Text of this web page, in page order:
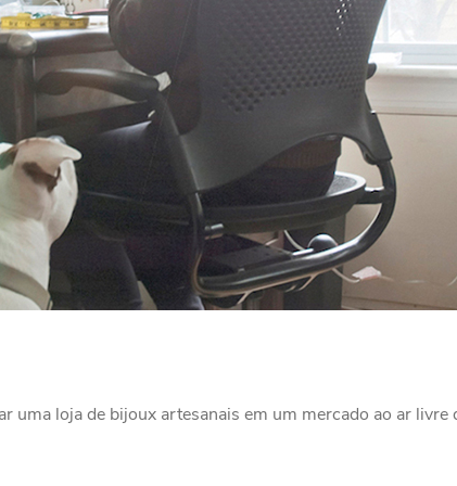
uma loja de bijoux artesanais em um mercado ao ar livre